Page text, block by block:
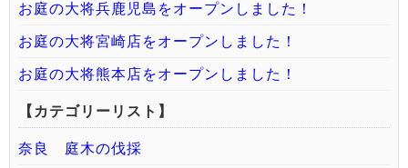
お庭の大将兵鹿児島をオープンしました！
お庭の大将宮崎店をオープンしました！
お庭の大将熊本店をオープンしました！
【カテゴリーリスト】
奈良 庭木の伐採